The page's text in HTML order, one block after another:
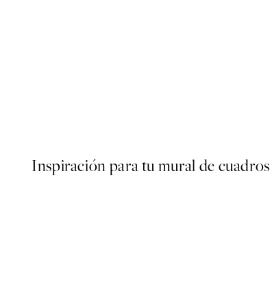
Inspiración para tu mural de cuadros